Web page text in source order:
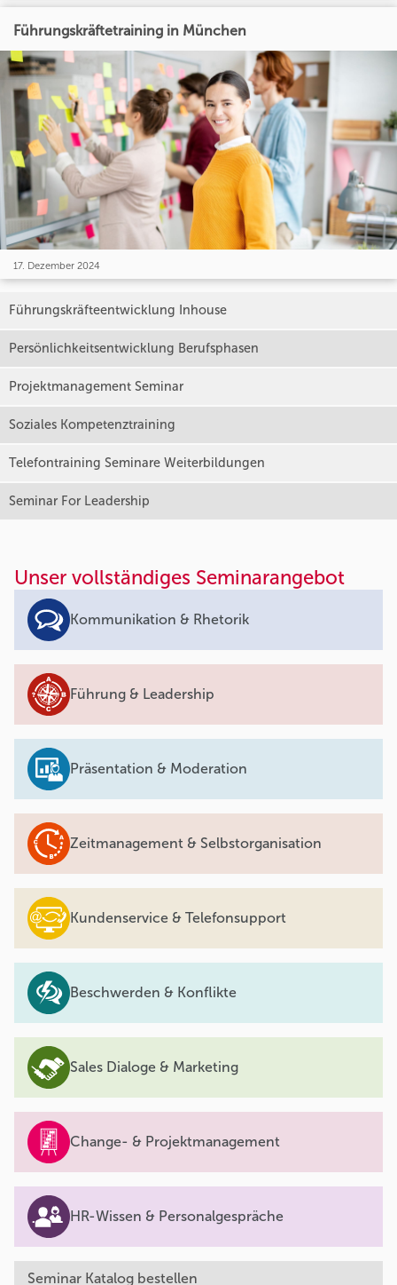
Führungskräftetraining in München
17. Dezember 2024
Führungskräfteentwicklung Inhouse
Persönlichkeitsentwicklung Berufsphasen
Projektmanagement Seminar
Soziales Kompetenztraining
Telefontraining Seminare Weiterbildungen
Seminar For Leadership
Unser vollständiges Seminarangebot
Kommunikation & Rhetorik
Führung & Leadership
Präsentation & Moderation
Zeitmanagement & Selbstorganisation
Kundenservice & Telefonsupport
Beschwerden & Konflikte
Sales Dialoge & Marketing
Change- & Projektmanagement
HR-Wissen & Personalgespräche
Seminar Katalog bestellen